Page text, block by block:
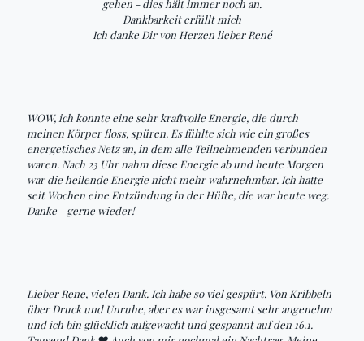
gehen - dies hält immer noch an.
Dankbarkeit erfüllt mich
Ich danke Dir von Herzen lieber René
WOW, ich konnte eine sehr kraftvolle Energie, die durch
meinen Körper floss, spüren. Es fühlte sich wie ein großes
energetisches Netz an, in dem alle Teilnehmenden verbunden
waren. Nach 23 Uhr nahm diese Energie ab und heute Morgen
war die heilende Energie nicht mehr wahrnehmbar. Ich hatte
seit Wochen eine Entzündung in der Hüfte, die war heute weg.
Danke - gerne wieder!
Lieber Rene, vielen Dank. Ich habe so viel gespürt. Von Kribbeln
über Druck und Unruhe, aber es war insgesamt sehr angenehm
und ich bin glücklich aufgewacht und gespannt auf den 16.1.